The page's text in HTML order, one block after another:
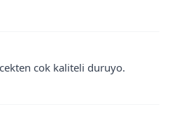
cok kaliteli duruyo.